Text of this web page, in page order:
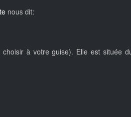
nous dit:
à votre guise). Elle est située